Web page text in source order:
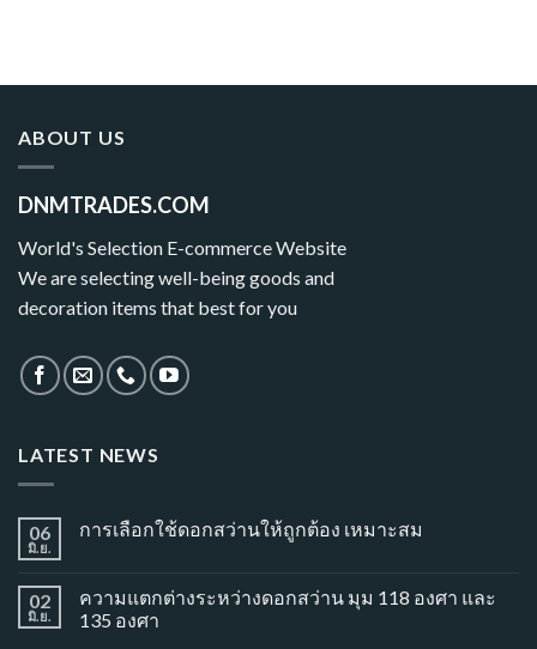
ABOUT US
DNMTRADES.COM
World's Selection E-commerce Website
We are selecting well-being goods and
decoration items that best for you
LATEST NEWS
06
มิ.ย.
การเลือกใช้ดอกสว่านให้ถูกต้อง เหมาะสม
02
มิ.ย.
ความแตกต่างระหว่างดอกสว่าน มุม 118 องศา และ
135 องศา